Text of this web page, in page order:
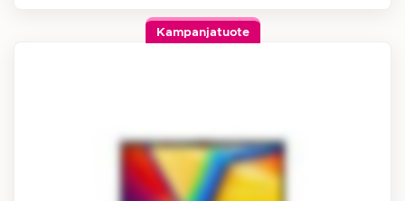
Kampanjatuote